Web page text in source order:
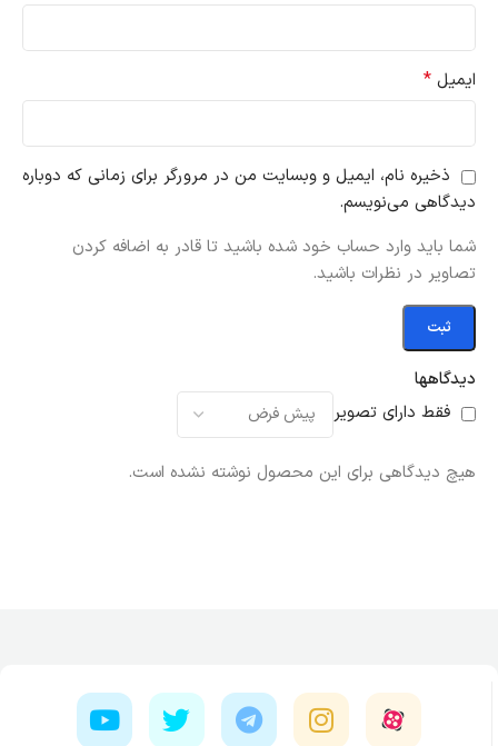
دیدگاهها
فقط دارای تصویر
هیچ دیدگاهی برای این محصول نوشته نشده است.
ایمیل *
ذخیره نام، ایمیل و وبسایت من در مرورگر برای زمانی که دوباره
دیدگاهی می‌نویسم.
شما باید وارد حساب خود شده باشید تا قادر به اضافه کردن
تصاویر در نظرات باشید.